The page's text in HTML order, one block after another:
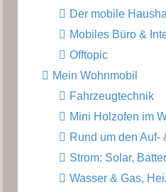
Der mobile
Mobiles Büro &
Offtopic
Mein Wohnmobil
Fahrzeugtechnik
Mini Holzofen im
Rund um den Auf-
Strom: Solar,
Wasser & Gas,